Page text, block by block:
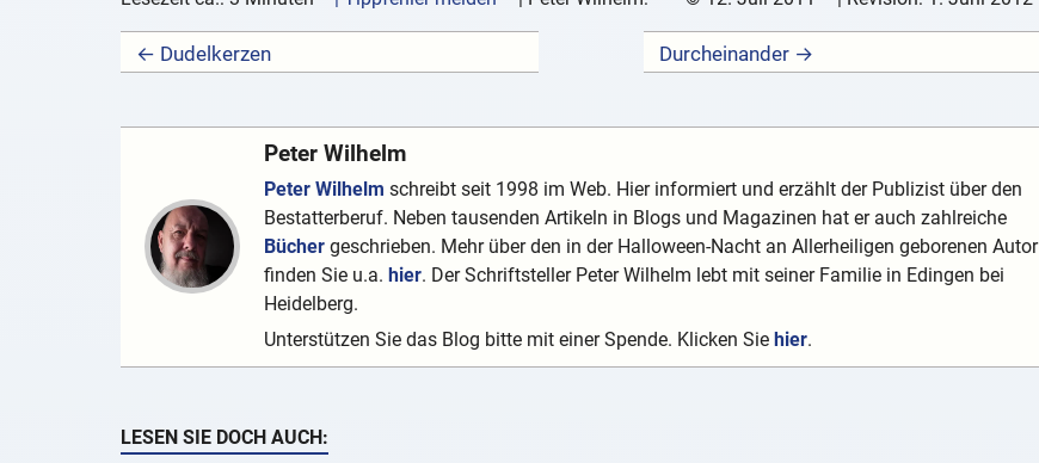
← Dudelkerzen Durcheinander →
Peter Wilhelm
Peter Wilhelm schreibt seit 1998 im Web. Hier informiert und erzählt der Publizist über den
Bestatterberuf. Neben tausenden Artikeln in Blogs und Magazinen hat er auch zahlreiche
Büchergeschrieben. Mehr über den in der Halloween-Nacht an Allerheiligen geborenen Autor
finden Sie u.a. hier. Der Schriftsteller Peter Wilhelm lebt mit seiner Familie in Edingen bei
Heidelberg.
Unterstützen Sie das Blog bitte mit einer Spende. Klicken Sie hier.
LESEN SIE DOCH AUCH: